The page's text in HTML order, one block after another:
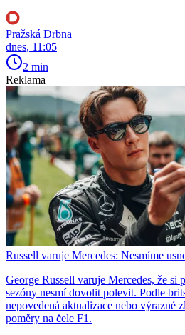
Pražská Drbna
dnes, 11:05
2 min
Reklama
Russell varuje Mercedes: Nesmíme
George Russell varuje Mercedes, že si
sezóny nesmí dovolit polevit. Podle
nepovedená aktualizace nebo výrazné
poměry na čele F1.